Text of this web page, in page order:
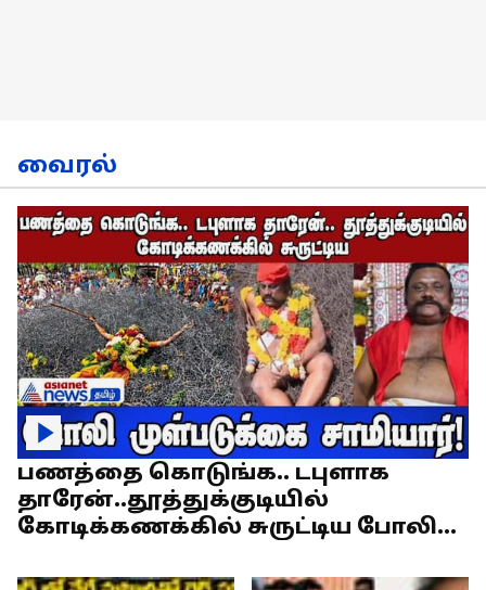
வைரல்
பணத்தை கொடுங்க.. டபுளாக
தாரேன்..தூத்துக்குடியில்
கோடிக்கணக்கில் சுருட்டிய போலி